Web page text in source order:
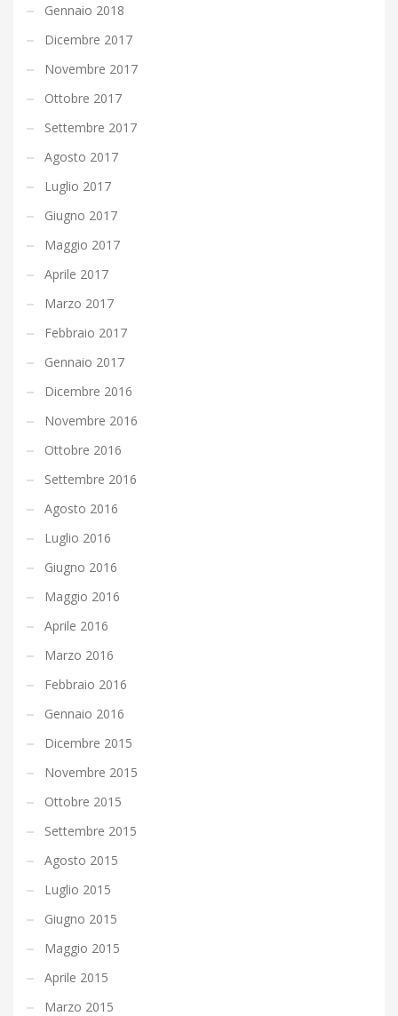
Gennaio 2018
Dicembre 2017
Novembre 2017
Ottobre 2017
Settembre 2017
Agosto 2017
Luglio 2017
Giugno 2017
Maggio 2017
Aprile 2017
Marzo 2017
Febbraio 2017
Gennaio 2017
Dicembre 2016
Novembre 2016
Ottobre 2016
Settembre 2016
Agosto 2016
Luglio 2016
Giugno 2016
Maggio 2016
Aprile 2016
Marzo 2016
Febbraio 2016
Gennaio 2016
Dicembre 2015
Novembre 2015
Ottobre 2015
Settembre 2015
Agosto 2015
Luglio 2015
Giugno 2015
Maggio 2015
Aprile 2015
Marzo 2015